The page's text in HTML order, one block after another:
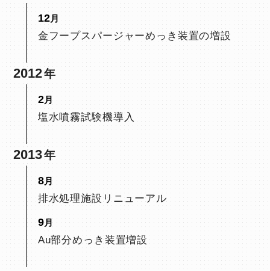
12
金フープスパージャーめっき装置の増設
2012
2
塩水噴霧試験機導入
2013
8
排水処理施設リニューアル
9
Au部分めっき装置増設